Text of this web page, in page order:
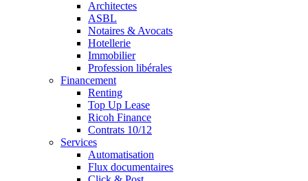
Architectes
ASBL
Notaires & Avocats
Hotellerie
Immobilier
Profession libérales
Financement
Renting
Top Up Lease
Ricoh Finance
Contrats 10/12
Services
Automatisation
Flux documentaires